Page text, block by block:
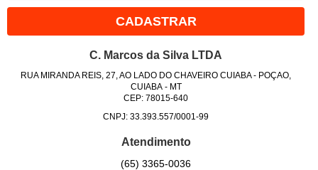
CADASTRAR
C. Marcos da Silva LTDA
RUA MIRANDA REIS, 27, AO LADO DO CHAVEIRO CUIABA- POÇAO,
CUIABA- MT
CEP: 78015-640
CNPJ: 33.393.557/0001-99
Atendimento
(65) 3365-0036